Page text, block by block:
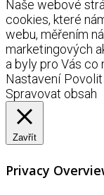
Naše webové
cookies, které
webu, měřením
marketingových
a byly pro Vás co
Nastavení
Spravovat obsah
Zavřít
Privacy